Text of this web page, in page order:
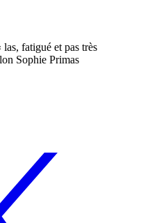
fatigué et pas très
Sophie Primas